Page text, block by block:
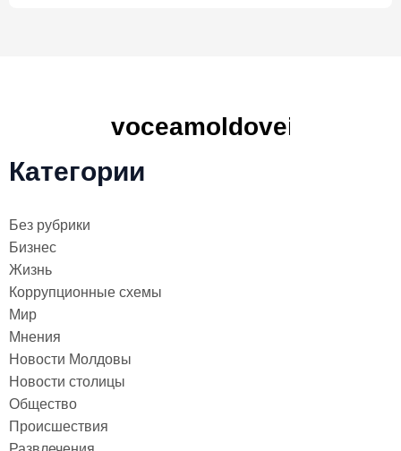
Категории
Без рубрики
Бизнес
Жизнь
Коррупционные схемы
Мир
Мнения
Новости Молдовы
Новости столицы
Общество
Происшествия